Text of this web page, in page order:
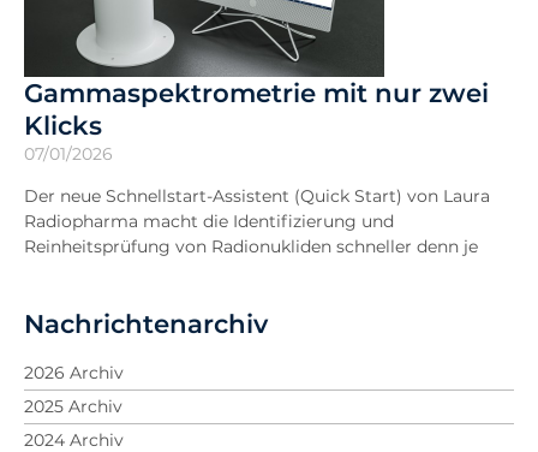
Gammaspektrometrie mit nur zwei
Klicks
07/01/2026
Der neue Schnellstart-Assistent (Quick Start) von Laura
Radiopharma macht die Identifizierung und
Reinheitsprüfung von Radionukliden schneller denn je
Nachrichtenarchiv
2026 Archiv
2025 Archiv
2024 Archiv